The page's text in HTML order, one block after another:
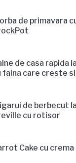
de primavara
de casa rapida
faina care creste
de berbecut
cu rotisor
Cake cu crema